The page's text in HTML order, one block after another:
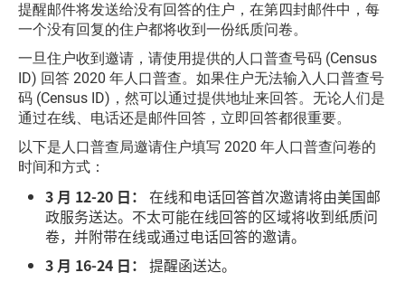
提醒邮件将发送给没有回答的住户，在第四封邮件中，每
一个没有回复的住户都将收到一份纸质问卷。
一旦住户收到邀请，请使用提供的人口普查号码 (Census
ID) 回答 2020 年人口普查。如果住户无法输入人口普查号
码 (Census ID)，然可以通过提供地址来回答。无论人们是
通过在线、电话还是邮件回答，立即回答都很重要。
以下是人口普查局邀请住户填写 2020 年人口普查问卷的
时间和方式：
3 月 12-20 日： 在线和电话回答首次邀请将由美国邮
政服务送达。不太可能在线回答的区域将收到纸质问
卷，并附带在线或通过电话回答的邀请。
3 月 16-24 日： 提醒函送达。